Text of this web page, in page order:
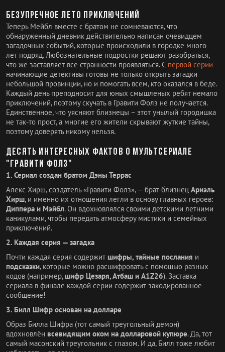
Безупречное лето приключений
Теперь Мейбл вместе с братом не сомневаются, что
обнаруженный дневник действительно написан очевидцем
загадочных событий, которые происходили в городке много
лет подряд. Любознательные подростки решают разобраться,
что же заставляет все странности проявляться. С первой серии
начинающие детективы готовы не только открыть загадки
небольшой провинции, но и помогать всем, кто оказался в беде.
Каждый день преподносит для юных смышленых ребят немало
приключений, поэтому скучать в Гравити Фолз не получается.
Единственное, что уясняют близнецы – этот унылый городишка
не так-то прост, а многие его жители скрывают жуткие тайны,
поэтому доверять никому нельзя.
Десять интересных фактов о мультсериале
"Гравити Фолз"
1. Сериал создан братом Дэны Террас
Алекс Хирш, создатель «Гравити Фолз», — брат-близнец Ариэль
Хирш, и именно их отношения легли в основу главных героев:
Диппера и Мэйбл. Он вдохновлялся своими детскими летними
каникулами, чтобы передать атмосферу мистики и семейных
приключений.
2. Каждая серия — загадка
Почти каждая серия содержит шифры, тайные послания и
подсказки, которые можно расшифровать с помощью разных
кодов (например, шифр Цезаря, Атбаш и A1Z26). Заставка
сериала в финале каждой серии содержит закодированное
сообщение!
3. Билл Шифр основан на долларе
Образ Билла Шифра (тот самый треугольный демон)
вдохновлён всевидящим оком на долларовой купюре. Да, тот
самый масонский треугольник с глазом. И да, Билл тоже любит